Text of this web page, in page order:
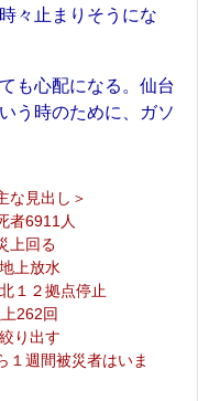
々止まりそうにな
も心配になる。仙台
う時のために、ガソ
な見出し＞
者6911人
上回る
上放水
１２拠点停止
262回
り出す
１週間被災者はいま